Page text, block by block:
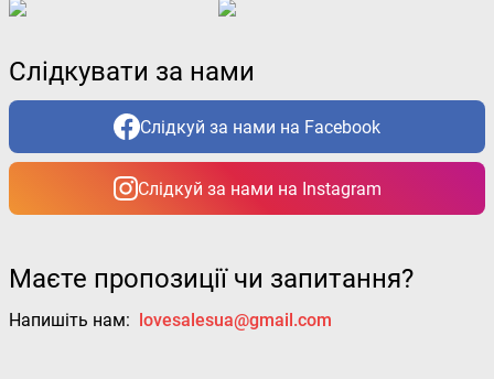
Слідкувати за нами
Слідкуй за нами на Facebook
Слідкуй за нами на Instagram
Маєте пропозиції чи запитання?
Напишіть нам: lovesalesua@gmail.com